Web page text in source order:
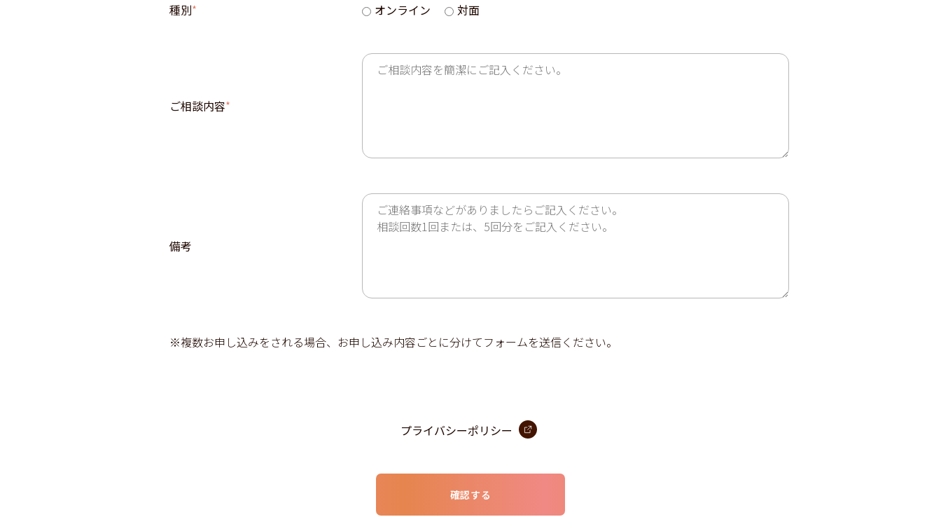
種別* オンライン 対面
ご相談内容*
備考
※複数お申し込みをされる場合、お申し込み内容ごとに分けてフォームを送信ください。
プライバシーポリシー